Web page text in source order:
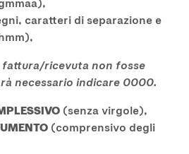
caratteri di separazione e
fattura/ricevuta non fosse
necessario indicare 0000.
(senza virgole),
(comprensivo degli